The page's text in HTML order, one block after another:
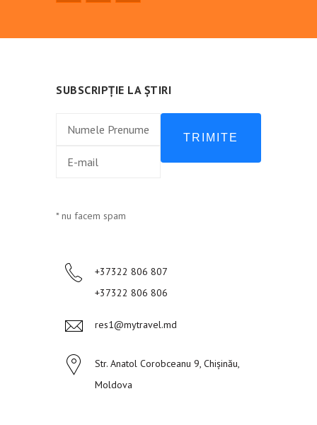
SUBSCRIPȚIE LA ȘTIRI
TRIMITE
* nu facem spam
+37322 806 807
+37322 806 806
res1@mytravel.md
Str. Anatol Corobceanu 9, Chișinău,
Moldova